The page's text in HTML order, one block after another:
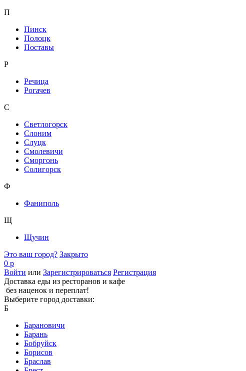
П
Пинск
Полоцк
Поставы
Р
Речица
Рогачев
С
Светлогорск
Слоним
Слуцк
Смолевичи
Сморгонь
Солигорск
Ф
Фаниполь
Щ
Щучин
Это ваш город? Закрыто
0 р
Войти или Зарегистрироваться Регистрация
Доставка еды из ресторанов и кафе
без наценок и переплат!
Выберите город доставки:
Б
Барановичи
Барань
Бобруйск
Борисов
Браслав